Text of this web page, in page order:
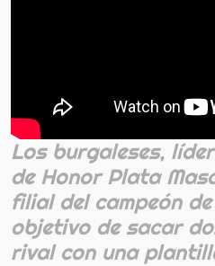
Los burgaleses,
de Honor Plata
filial del campeón
objetivo de sacar
rival con una